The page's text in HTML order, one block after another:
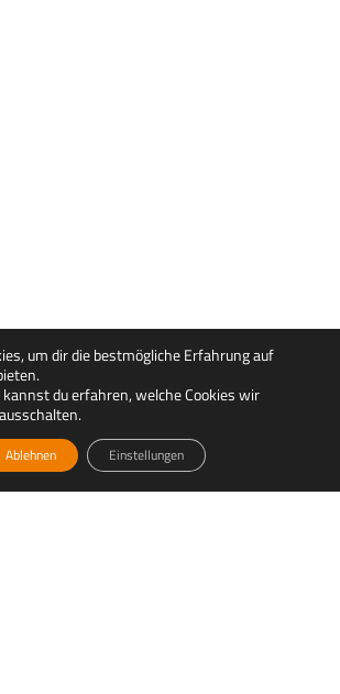
um dir die bestmögliche Erfahrung auf
kannst du erfahren, welche Cookies wir
Ablehnen Einstellungen